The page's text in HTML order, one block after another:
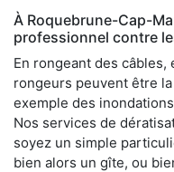
À Roquebrune-Cap-
professionnel contre
En rongeant des
rongeurs peuvent être
exemple des
Nos services de
soyez un simple
bien alors un gîte, ou